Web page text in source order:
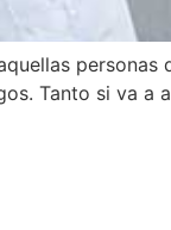
Tanto si va a